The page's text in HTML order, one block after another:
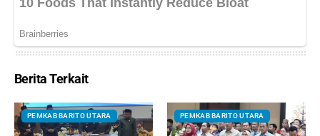
Berita Terkait
PEMKAB BARITO UTARA PEMKAB BARITO UTARA